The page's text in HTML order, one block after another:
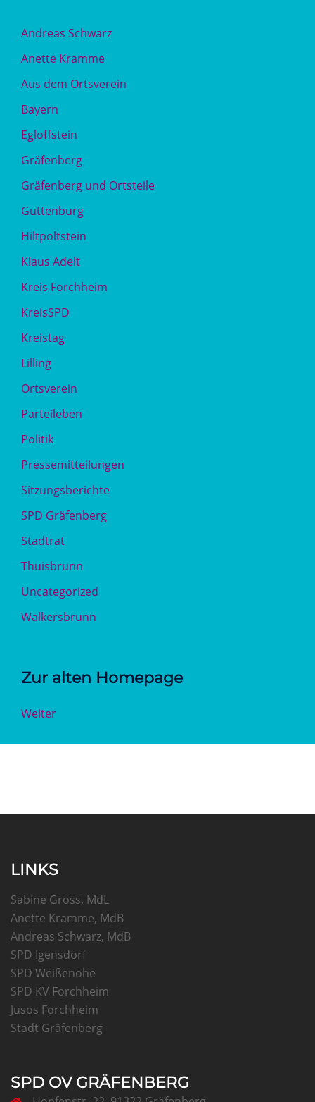
Andreas Schwarz
Anette Kramme
Aus dem Ortsverein
Bayern
Egloffstein
Gräfenberg
Gräfenberg und Ortsteile
Guttenburg
Hiltpoltstein
Klaus Adelt
Kreis Forchheim
KreisSPD
Kreistag
Lilling
Ortsverein
Parteileben
Politik
Pressemitteilungen
Sitzungsberichte
SPD Gräfenberg
Stadtrat
Thuisbrunn
Uncategorized
Walkersbrunn
Zur alten Homepage
Weiter
LINKS
Sabine Gross, MdL
Anette Kramme, MdB
Andreas Schwarz, MdB
SPD Igensdorf
SPD Weißenohe
SPD KV Forchheim
Jusos Forchheim
Stadt Gräfenberg
SPD OV GRÄFENBERG